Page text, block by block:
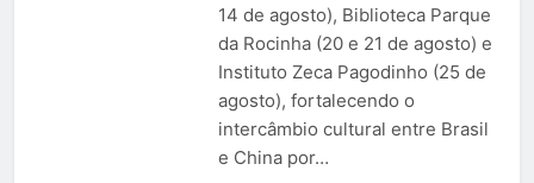
14 de agosto), Biblioteca Parque
da Rocinha (20 e 21 de agosto) e
Instituto Zeca Pagodinho (25 de
agosto), fortalecendo o
intercâmbio cultural entre Brasil
e China por…